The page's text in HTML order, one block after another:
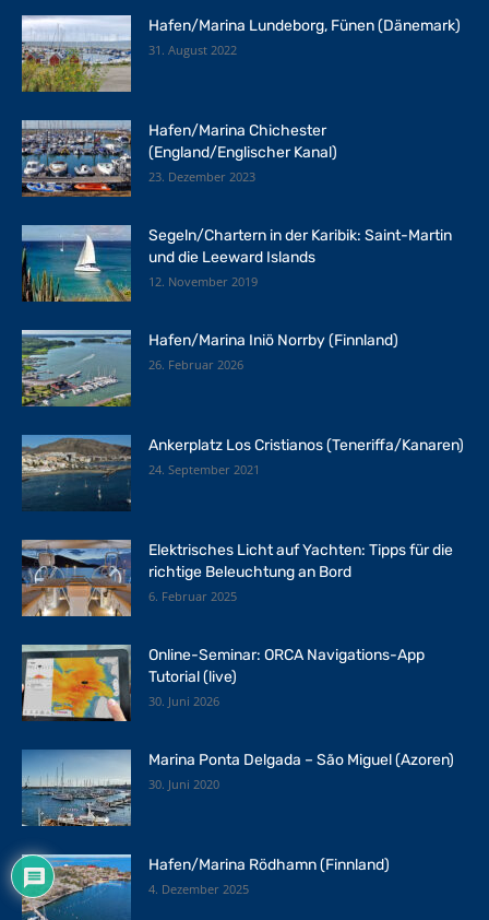
Hafen/Marina Lundeborg, Fünen (Dänemark)
31. August 2022
Hafen/Marina Chichester
(England/Englischer Kanal)
23. Dezember 2023
Segeln/Chartern in der Karibik: Saint-Martin
und die Leeward Islands
12. November 2019
Hafen/Marina Iniö Norrby (Finnland)
26. Februar 2026
Ankerplatz Los Cristianos (Teneriffa/Kanaren)
24. September 2021
Elektrisches Licht auf Yachten: Tipps für die
richtige Beleuchtung an Bord
6. Februar 2025
Online-Seminar: ORCA Navigations-App
Tutorial (live)
30. Juni 2026
Marina Ponta Delgada – São Miguel (Azoren)
30. Juni 2020
Hafen/Marina Rödhamn (Finnland)
4. Dezember 2025